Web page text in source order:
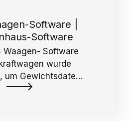
Software |
Software
Waagen- Software
wurde
um Gewichtsdaten
und so die